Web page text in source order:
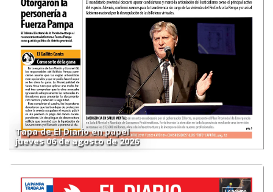
Tapa de El Diario en papel
jueves 06 de agosto de 2026